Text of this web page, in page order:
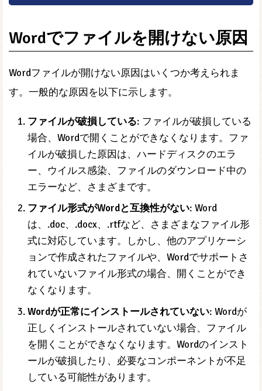
Wordでファイルを開けない原因
Wordファイルが開けない原因はいくつか考えられま
す。一般的な原因を以下に示します。
ファイルが破損している : ファイルが破損している
場合、Wordで開くことができなくなります。ファ
イルが破損した原因は、ハードディスクのエラ
ー、ウイルス感染、ファイルのダウンロード中の
エラーなど、さまざまです。
ファイル形式がWordと互換性がない : Word
は、.doc、.docx、.rtfなど、さまざまなファイル形
式に対応しています。しかし、他のアプリケーシ
ョンで作成されたファイルや、Wordでサポートさ